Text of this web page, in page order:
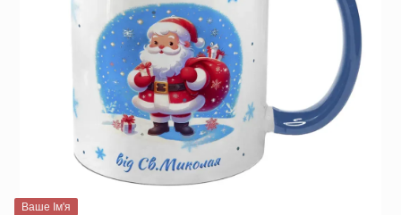
Ваше Ім'я